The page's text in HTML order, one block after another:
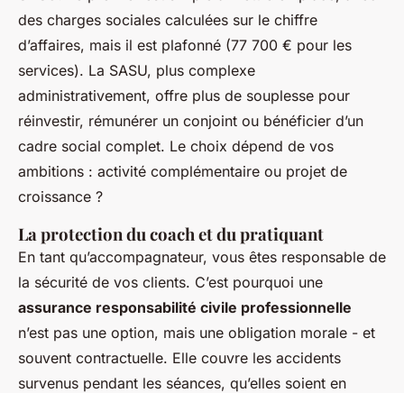
des charges sociales calculées sur le chiffre
d’affaires, mais il est plafonné (77 700 € pour les
services). La SASU, plus complexe
administrativement, offre plus de souplesse pour
réinvestir, rémunérer un conjoint ou bénéficier d’un
cadre social complet. Le choix dépend de vos
ambitions : activité complémentaire ou projet de
croissance ?
La protection du coach et du pratiquant
En tant qu’accompagnateur, vous êtes responsable de
la sécurité de vos clients. C’est pourquoi une
assurance responsabilité civile professionnelle
n’est pas une option, mais une obligation morale - et
souvent contractuelle. Elle couvre les accidents
survenus pendant les séances, qu’elles soient en